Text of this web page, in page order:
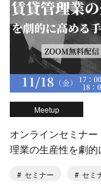
Meetup
オンラインセミナ
理業の生産性を劇
セミナー セミ